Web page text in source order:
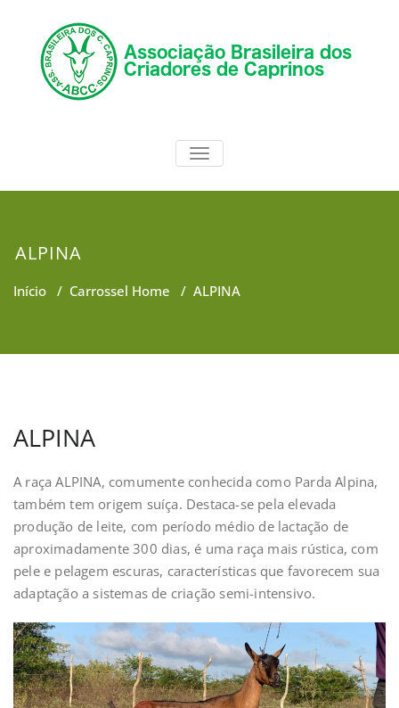
ABCC
Associação Brasileira dos
TOGGLE NAVIGATION
ALPINA
Início / Carrossel Home / ALPINA
ALPINA
A raça ALPINA, comumente conhecida como Parda Alpina,
também tem origem suíça. Destaca-se pela elevada
produção de leite, com período médio de lactação de
aproximadamente 300 dias, é uma raça mais rústica, com
pele e pelagem escuras, características que favorecem sua
adaptação a sistemas de criação semi-intensivo.